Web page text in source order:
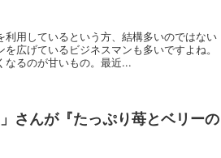
用しているという方、結構多いのではない
広げているビジネスマンも多いですよね。
なるのが甘いもの。最近...
さんが『たっぷり苺とベリーの